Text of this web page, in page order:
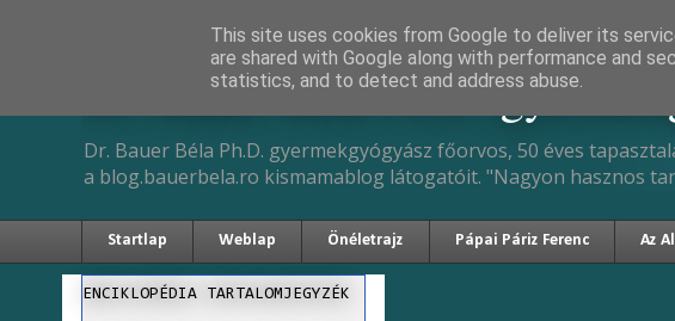
Dr. Bauer Béla Ph.D.
Dr. Bauer Béla Ph.D. gyermekgyógyász főorvos, 50 éves
a blog.bauerbela.ro kismamablog látogatóit. "Nagyon hasznos
Startlap Weblap Önéletrajz Pápai Páriz Ferenc Az
ENCIKLOPÉDIA TARTALOMJEGYZÉK
This site uses cookies from Google to deliver its
are shared with Google along with performance and
statistics, and to detect and address abuse.